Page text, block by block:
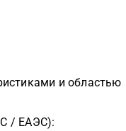
и областью
/ ЕАЭС):